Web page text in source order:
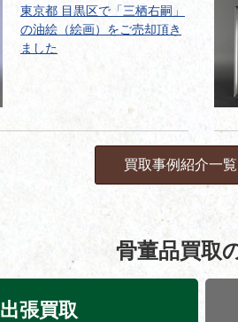
東京都 目黒区で「三栖右嗣」
の油絵（絵画）をご売却頂き
ました
買取事例紹介一
骨董品買取
出張買取